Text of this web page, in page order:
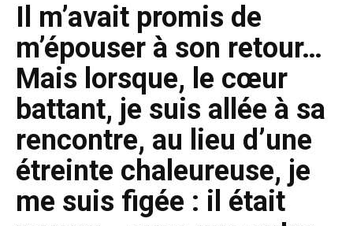
Il m’avait promis de
m’épouser à son retour…
Mais lorsque, le cœur
battant, je suis allée à sa
rencontre, au lieu d’une
étreinte chaleureuse, je
me suis figée : il était